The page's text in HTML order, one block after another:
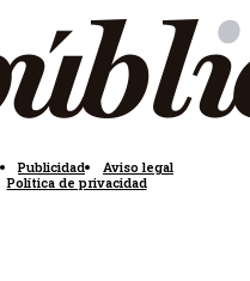
Publicidad
Aviso legal
Política de privacidad